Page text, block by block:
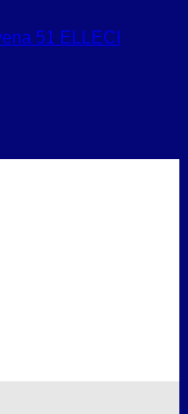
51 ELLECI